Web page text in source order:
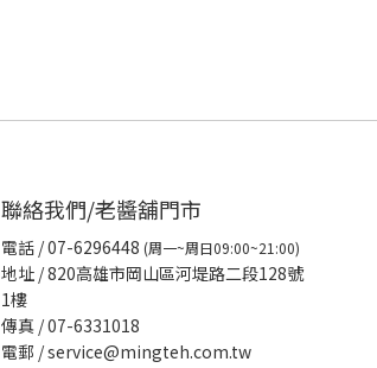
聯絡我們/老醬舖門市
電話 / 07-6296448 (周一~周日09:00~21:00)
地址 / 820高雄市岡山區河堤路二段128號
1樓
傳真 / 07-6331018
電郵 / service@mingteh.com.tw